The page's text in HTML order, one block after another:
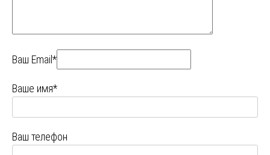
Ваш Email*
Ваше имя*
Ваш телефон